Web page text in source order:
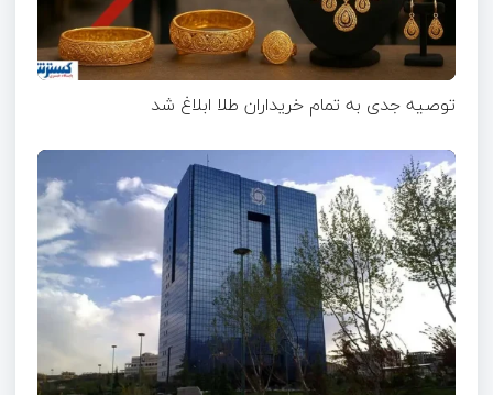
توصیه جدی به تمام خریداران طلا ابلاغ شد